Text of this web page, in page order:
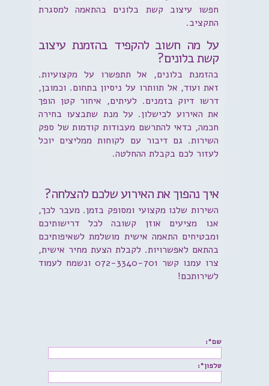
חפשו עיצוב קשת בלונים בהתאמה למסגרת
התקציב.
על מה חשוב להקפיד בהזמנת עיצוב
קשת בלונים?
בהזמנת בלונים, אל תתפשרו על מקצועיות.
זאת ועוד, אל תוותרו על ניסיון בתחום. וכמובן,
דרשו דיוק בזמנים. לעיתים, איחור קטן הופך
את האירוע לכישלון. על מנת שתבצעו בחירה
חכמה, כדאי להתרשם מעבודות קודמות של ספק
השירות. גם דיבור עם לקוחות ממליצים יוכל
לעזור לכם בקבלת ההחלטה.
איך נהפוך את האירוע שלכם להצלחה?
השירות שלנו מקצועי ומסופק בזמן. מעבר לכך,
אנו מציעים אוזן קשובה לכל דרישותיכם
ומבטיחים התאמה אישית מושלמת לשאיפותיכם
בהתאם לאפשרויות. לקבלת הצעת מחיר אישית,
צרו עמנו קשר 072-3340-701 ונשמח לעמוד
לשירותכם!
שם*:
טלפון*: